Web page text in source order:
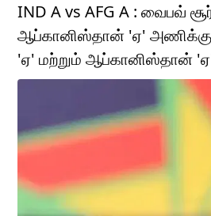
IND A vs AFG A : வைபவ்
ஆப்கானிஸ்தான் 'ஏ' அணிக்கு
'ஏ' மற்றும் ஆப்கானிஸ்தான்